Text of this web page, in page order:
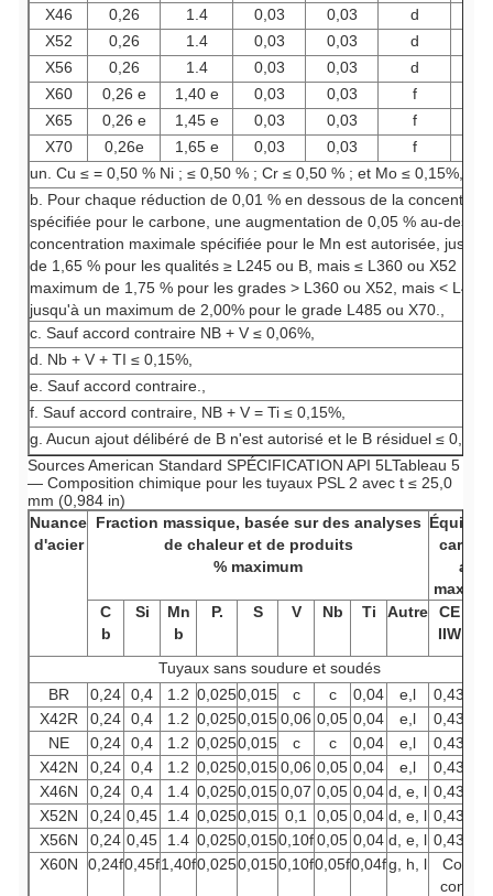
X46 0,26 1.4 0,03 0,03 d
X52
0,26 1.4 0,03 0,03 d
X56
0,26 1.4 0,03 0,03 d
X60
0,26 e 1,40 e 0,03 0,03 f
X65
0,26 e 1,45 e 0,03 0,03 f
X70
0,26e 1,65 e 0,03 0,03 f
un. Cu ≤ = 0,50 % Ni ; ≤ 0,50 % ; Cr ≤ 0,50 % ; et Mo ≤ 0,15%,
b. Pour chaque réduction de 0,01 % en dessous de la
spécifiée pour le carbone, une augmentation de 0,05 % au-
concentration maximale spécifiée pour le Mn est autorisée,
de 1,65 % pour les qualités ≥ L245 ou B, mais ≤ L360 ou X52 ;
maximum de 1,75 % pour les grades > L360 ou X52, mais < L485
jusqu'à un maximum de 2,00% pour le grade L485 ou X70.,
c. Sauf accord contraire NB + V ≤ 0,06%,
d. Nb + V + TI ≤ 0,15%,
e. Sauf accord contraire.,
f. Sauf accord contraire, NB + V = Ti ≤ 0,15%,
g. Aucun ajout délibéré de B n'est autorisé et le B résiduel ≤ 0,001
Sources American Standard SPÉCIFICATION API 5L Tableau 5
— Composition chimique pour les tuyaux PSL 2 avec t ≤ 25,0
mm (0,984 in)
Nuance
d'acier
Fraction massique, basée sur des analyses
de chaleur et de produits
% maximum
a%
C
b
Si
Mn
b
P. S V Nb Ti Autre
CE
IIW
Tuyaux sans soudure et soudés
BR
0,24 0,4 1.2 0,0250,015 c c 0,04 e,l 0,43
X42R
0,24 0,4 1.2 0,0250,0150,06 0,05 0,04 e,l 0,43
NE
0,24 0,4 1.2 0,0250,015 c c 0,04 e,l 0,43
X42N
0,24 0,4 1.2 0,0250,0150,06 0,05 0,04 e,l 0,43
X46N
0,24 0,4 1.4 0,0250,0150,07 0,05 0,04 d, e, l 0,43
X52N
0,24 0,45 1.4 0,0250,015 0,1 0,05 0,04 d, e, l 0,43
X56N
0,24 0,45 1.4 0,0250,0150,10f0,05 0,04 d, e, l 0,43
X60N
0,24f0,45f1,40f0,0250,0150,10f0,05f0,04fg, h, l